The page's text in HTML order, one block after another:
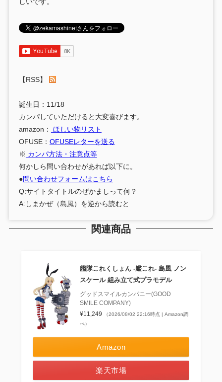
【RSS】
誕生日：11/18
カンパしていただけると大変喜びます。
amazon：
ほしい物リスト
OFUSE： OFUSEレターを送る
※ カンパ方法・注意点等
何かしら問い合わせがあれば以下に。
●問い合わせフォームはこちら
Q:サイトタイトルのぜかましって何？
A:しまかぜ（島風）を逆から読むと
関連商品
艦隊これくしょん ‐艦これ‐ 島風 ノン
スケール 組み立て式プラモデル
グッドスマイルカンパニー(GOOD
SMILE COMPANY)
¥11,249
（2026/08/02 22:16時点 | Amazon調
べ）
Amazon
楽天市場